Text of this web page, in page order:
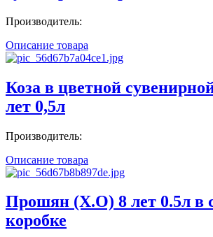
Производитель:
Описание товара
Коза в цветной
лет 0,5л
Производитель:
Описание товара
Прошян (X.O) 8 лет 0.5л в
коробке